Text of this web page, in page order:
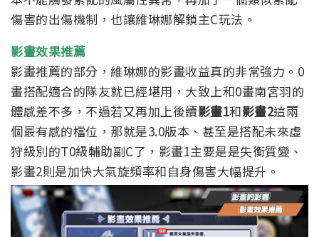
傷害的出傷機制，也讓維琳娜解鎖主C玩法。
影畫效果推薦
影畫推薦的部分，維琳娜的影畫收益真的非常強力。0
畫搭配適合的隊友就已經堪用，大致上和0畫南宮羽的
體感差不多，不過若又再加上後續影畫1和影畫2這兩
個最有感的檔位，那就是3.0版本、甚至是搭配未來虛
狩級別的T0級輔助副C了，影畫1主要是是失衡質變、
影畫2則是加快大氣旋頻率和自身傷害大幅提升。